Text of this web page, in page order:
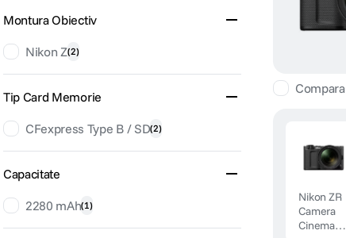
Montura Obiectiv
Nikon Z(2)
Tip Card Memorie
CFexpress Type B / SD(2)
Capacitate
2280 mAh(1)
Compara
Nikon ZR
Camera
Cinema